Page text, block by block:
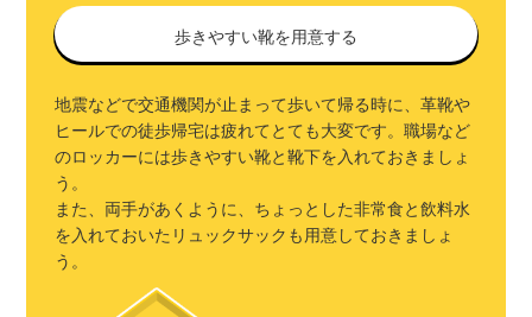
歩きやすい靴を用意する
地震などで交通機関が止まって歩いて帰る時に、革靴や
ヒールでの徒歩帰宅は疲れてとても大変です。職場など
のロッカーには歩きやすい靴と靴下を入れておきましょ
う。
また、両手があくように、ちょっとした非常食と飲料水
を入れておいたリュックサックも用意しておきましょ
う。